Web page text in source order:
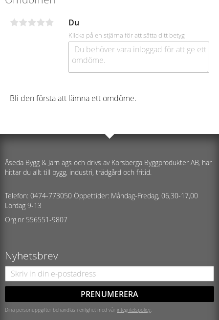
Du
Klicka på en stjärna för att sätta ditt betyg
Bli den första att lämna ett omdöme.
Åseda Bygg & Järn ägs och drivs av Korsberga Byggprodukter AB, här
hittar du allt till bygg, industri, trädgård och fritid.
Telefon: 0474-773050 Öppettider: Måndag-Fredag, 06,30-17,00
Lördag 9-13
Org.nr 556551-9807
Nyhetsbrev
PRENUMERERA
Dina personuppgifter behandlas i enlighet med vår integritetspolicy.